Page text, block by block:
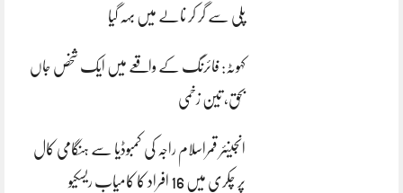
پلی سے گر کر نالے میں بہہ گیا
کہوٹہ: فائرنگ کے واقعے میں ایک شخص جاں
بحق، تین زخمی
انجینئر قمراسلام راجہ کی کمبوڈیا سے ہنگامی کال
پر چکری میں 16 افراد کا کامیاب ریسکیو